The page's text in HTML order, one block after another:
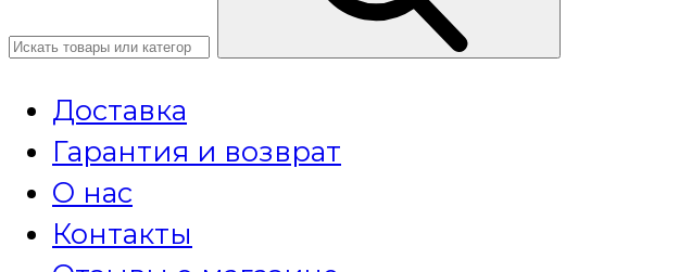
Доставка
Гарантия и возврат
О нас
Контакты